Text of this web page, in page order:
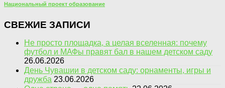
Национальный проект образование
СВЕЖИЕ ЗАПИСИ
Не просто площадка, а целая вселенная: почему
футбол и МАФы правят бал в нашем детском саду
26.06.2026
День Чувашии в детском саду: орнаменты, игры и
дружба 23.06.2026